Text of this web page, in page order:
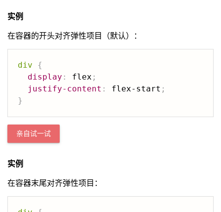
实例
在容器的开头对齐弹性项目（默认）：
div
{
display : flex ;
justify-content : flex-start ;
}
亲自试一试
实例
在容器末尾对齐弹性项目：